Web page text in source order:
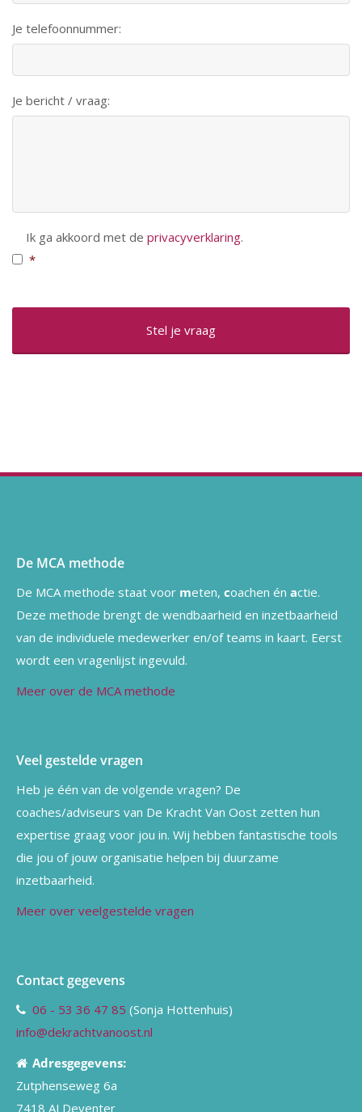
Je telefoonnummer:
Je bericht / vraag:
Toestemming *
Ik ga akkoord met de privacyverklaring.
*
De MCA methode
De MCA methode staat voor meten, coachen én actie.
Deze methode brengt de wendbaarheid en inzetbaarheid
van de individuele medewerker en/of teams in kaart. Eerst
wordt een vragenlijst ingevuld.
Meer over de MCA methode
Veel gestelde vragen
Heb je één van de volgende vragen? De
coaches/adviseurs van De Kracht Van Oost zetten hun
expertise graag voor jou in. Wij hebben fantastische tools
die jou of jouw organisatie helpen bij duurzame
inzetbaarheid.
Meer over veelgestelde vragen
Contact gegevens
06 - 53 36 47 85 (Sonja Hottenhuis)
info@dekrachtvanoost.nl
Adresgegevens:
Zutphenseweg 6a
7418 AJ Deventer